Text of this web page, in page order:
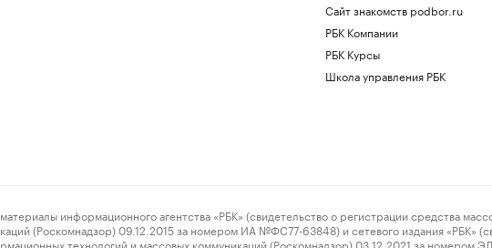
Сайт знакомств podbor.ru
РБК Компании
РБК Курсы
Школа управления РБК
информационного агентства «РБК» (свидетельство о регистрации средства
(Роскомнадзор) 09.12.2015 за номером ИА №ФС77-63848) и сетевого издания «РБК»
технологий и массовых коммуникаций (Роскомнадзор) 03.12.2021 за